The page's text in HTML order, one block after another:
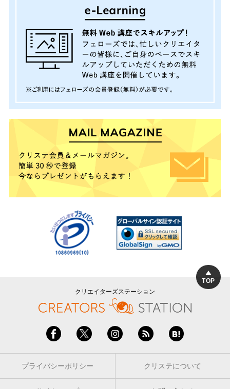
TOP
クリエイターズステーション
プライバシーポリシー クリステについて